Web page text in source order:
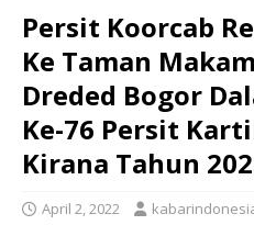
Persit Koorcab
Ke Taman
Dreded Bogor
Ke-76 Persit
Kirana Tahun
April 2, 2022